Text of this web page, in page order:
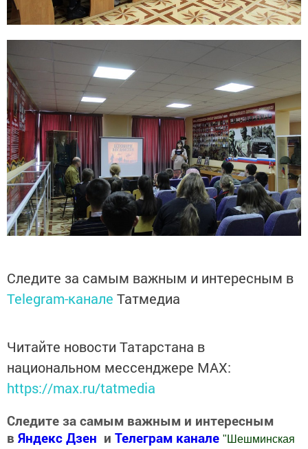
Следите за самым важным и интересным в
Telegram-канале Татмедиа
Читайте новости Татарстана в
национальном мессенджере MАХ:
https://max.ru/tatmedia
Следите за самым важным и интересным
в Яндекс Дзен и Телеграм канале " Шешминская